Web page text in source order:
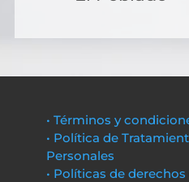
• Términos y
• Política de
Personales
• Políticas de